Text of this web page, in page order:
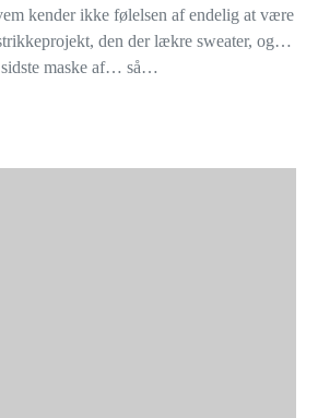
kender ikke følelsen af endelig at være
den der lækre sweater, og…
maske af… så…